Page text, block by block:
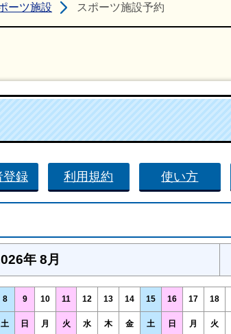
ーツ施設 スポーツ施設予約
登録 利用規約 使い方
年 8月
8 9 10 11 12 13 14 15 16 17 18
土 日 月 火 水 木 金 土 日 月 火